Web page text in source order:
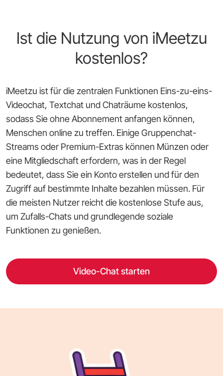
Ist die Nutzung von iMeetzu
kostenlos?
iMeetzu ist für die zentralen Funktionen Eins-zu-eins-
Videochat, Textchat und Chaträume kostenlos,
sodass Sie ohne Abonnement anfangen können,
Menschen online zu treffen. Einige Gruppenchat-
Streams oder Premium-Extras können Münzen oder
eine Mitgliedschaft erfordern, was in der Regel
bedeutet, dass Sie ein Konto erstellen und für den
Zugriff auf bestimmte Inhalte bezahlen müssen. Für
die meisten Nutzer reicht die kostenlose Stufe aus,
um Zufalls-Chats und grundlegende soziale
Funktionen zu genießen.
Video-Chat starten